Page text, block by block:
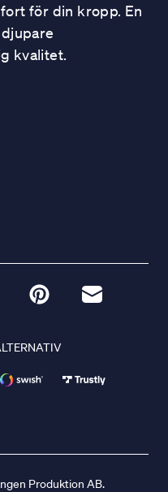
för din kropp. En
kvalitet.
Produktion AB.